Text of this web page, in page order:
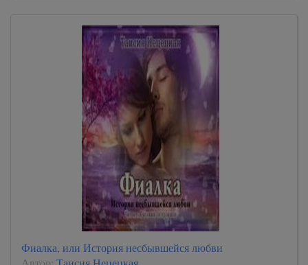
Фиалка, или История несбывшейся любви